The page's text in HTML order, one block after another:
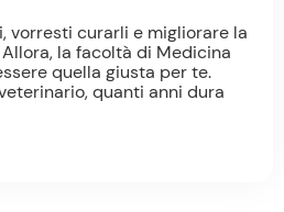
vorresti curarli e migliorare la
la facoltà di Medicina
quella giusta per te.
quanti anni dura